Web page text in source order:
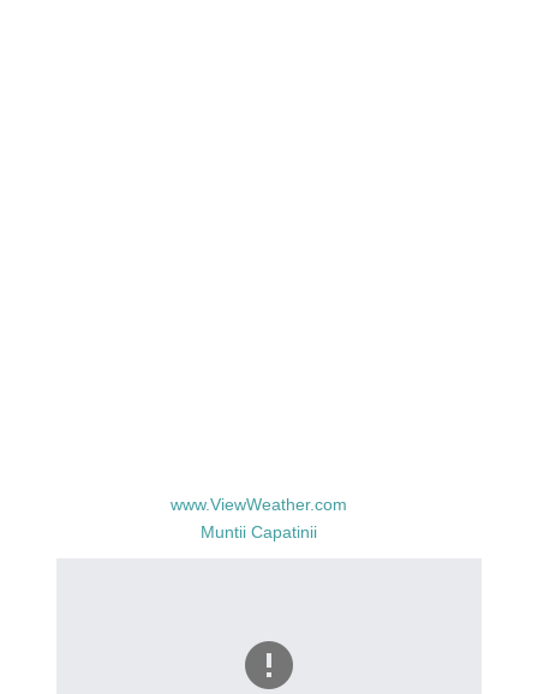
www.ViewWeather.com
Muntii Capatinii